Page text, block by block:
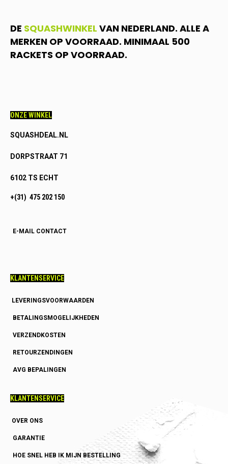
DE SQUASHWINKEL VAN NEDERLAND. ALLE A
MERKEN OP VOORRAAD. MINIMAAL 500
RACKETS OP VOORRAAD.
ONZE WINKEL
SQUASHDEAL.NL
DORPSTRAAT 71
6102 TS ECHT
+(31) 475 202 150
E-MAIL CONTACT
KLANTENSERVICE
LEVERINGSVOORWAARDEN
BETALINGSMOGELIJKHEDEN
VERZENDKOSTEN
RETOURZENDINGEN
AVG BEPALINGEN
KLANTENSERVICE
OVER ONS
GARANTIE
HOE SNEL HEB IK MIJN BESTELLING